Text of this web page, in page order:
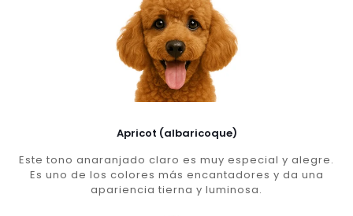
Apricot (albaricoque)
Este tono anaranjado claro es muy especial y alegre.
Es uno de los colores más encantadores y da una
apariencia tierna y luminosa.